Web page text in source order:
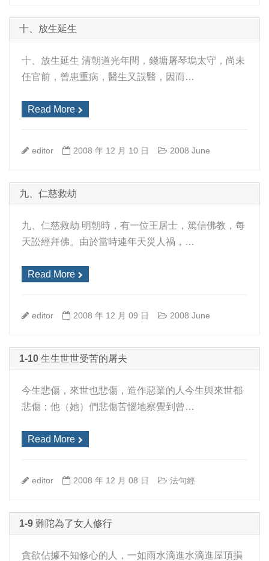
十、放生延生
十、放生延生 清朝道光年間，錢塘屠琴塢太守，尚未
任官前，曾患重病，醫生又誤醫，因而…
Read More
editor 2008 年 12 月 10 日 2008 June
九、仁慈救劫
九、仁慈救劫 明朝時，有一位王居士，篤信佛教，每
天訟經拜佛。由於當時連年天災人禍，…
Read More
editor 2008 年 12 月 09 日 2008 June
1-10 生生世世受苦的屠夫
今生悲傷，來世也悲傷，造作惡業的人今生與來世都
悲傷；他（她）們悲傷苦惱地察覺到曾…
Read More
editor 2008 年 12 月 08 日 法句經
1-9 難陀為了女人修行
貪欲佔據不知修心的人，一如雨水滴進水滴進屋頂損